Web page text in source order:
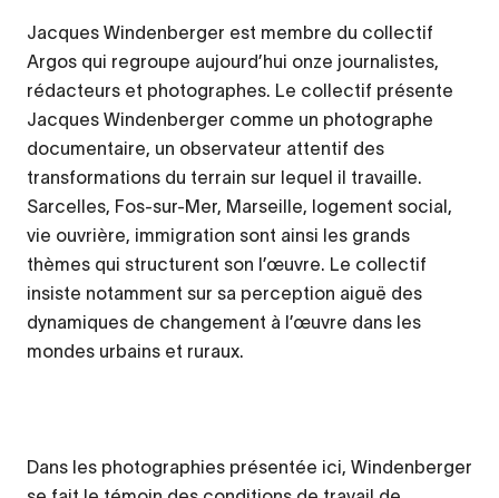
Jacques Windenberger est membre du collectif
Argos qui regroupe aujourd’hui onze journalistes,
rédacteurs et photographes. Le collectif présente
Jacques Windenberger comme un photographe
documentaire, un observateur attentif des
transformations du terrain sur lequel il travaille.
Sarcelles, Fos-sur-Mer, Marseille, logement social,
vie ouvrière, immigration sont ainsi les grands
thèmes qui structurent son l’œuvre. Le collectif
insiste notamment sur sa perception aiguë des
dynamiques de changement à l’œuvre dans les
mondes urbains et ruraux.
Dans les photographies présentée ici, Windenberger